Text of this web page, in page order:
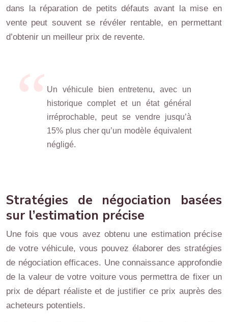
dans la réparation de petits défauts avant la mise en
vente peut souvent se révéler rentable, en permettant
d’obtenir un meilleur prix de revente.
Un véhicule bien entretenu, avec un
historique complet et un état général
irréprochable, peut se vendre jusqu’à
15% plus cher qu’un modèle équivalent
négligé.
Stratégies de négociation basées
sur l’estimation précise
Une fois que vous avez obtenu une estimation précise
de votre véhicule, vous pouvez élaborer des stratégies
de négociation efficaces. Une connaissance approfondie
de la valeur de votre voiture vous permettra de fixer un
prix de départ réaliste et de justifier ce prix auprès des
acheteurs potentiels.